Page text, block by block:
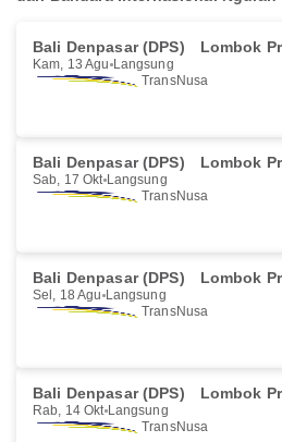
Bali Denpasar (DPS) Lombok
Kam, 13 Agu Langsung
TransNusa
Bali Denpasar (DPS) Lombok
Sab, 17 Okt Langsung
TransNusa
Bali Denpasar (DPS) Lombok
Sel, 18 Agu Langsung
TransNusa
Bali Denpasar (DPS) Lombok
Rab, 14 Okt Langsung
TransNusa